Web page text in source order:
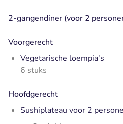
2-gangendiner (voor 2
Voorgerecht
Vegetarische loempia's
6 stuks
Hoofdgerecht
Sushiplateau voor 2